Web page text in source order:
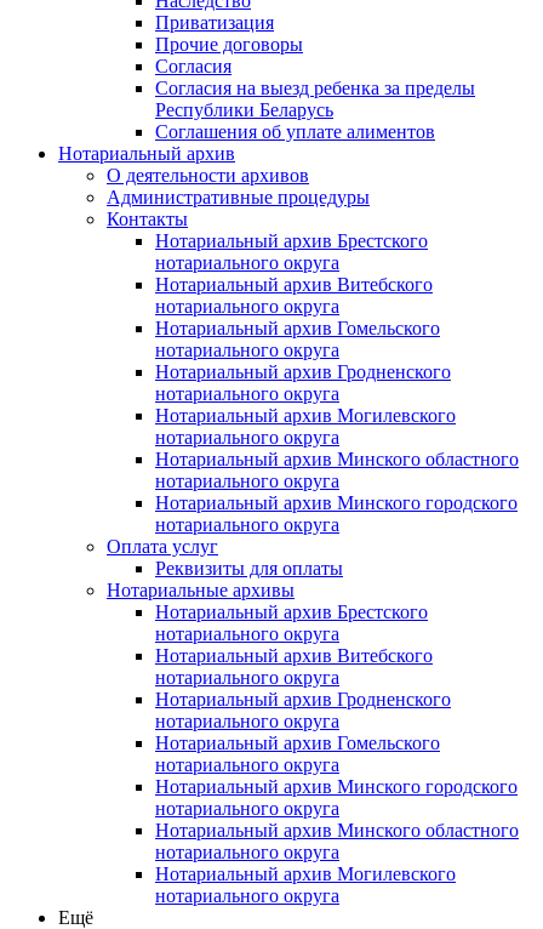
Приватизация
Прочие договоры
Согласия
Согласия на выезд ребенка за пределы
Республики Беларусь
Соглашения об уплате алиментов
Нотариальный архив
О деятельности архивов
Административные процедуры
Контакты
Нотариальный архив Брестского
нотариального округа
Нотариальный архив Витебского
нотариального округа
Нотариальный архив Гомельского
нотариального округа
Нотариальный архив Гродненского
нотариального округа
Нотариальный архив Могилевского
нотариального округа
Нотариальный архив Минского областного
нотариального округа
Нотариальный архив Минского городского
нотариального округа
Оплата услуг
Реквизиты для оплаты
Нотариальные архивы
Нотариальный архив Брестского
нотариального округа
Нотариальный архив Витебского
нотариального округа
Нотариальный архив Гродненского
нотариального округа
Нотариальный архив Гомельского
нотариального округа
Нотариальный архив Минского городского
нотариального округа
Нотариальный архив Минского областного
нотариального округа
Нотариальный архив Могилевского
нотариального округа
Ещё